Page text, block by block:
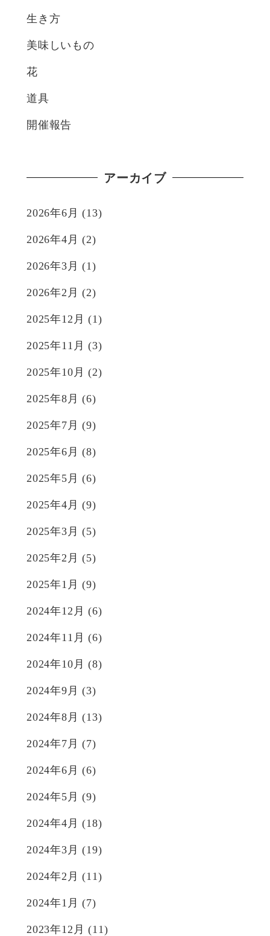
生き方
美味しいもの
花
道具
開催報告
アーカイブ
2026年6月 (13)
2026年4月 (2)
2026年3月 (1)
2026年2月 (2)
2025年12月 (1)
2025年11月 (3)
2025年10月 (2)
2025年8月 (6)
2025年7月 (9)
2025年6月 (8)
2025年5月 (6)
2025年4月 (9)
2025年3月 (5)
2025年2月 (5)
2025年1月 (9)
2024年12月 (6)
2024年11月 (6)
2024年10月 (8)
2024年9月 (3)
2024年8月 (13)
2024年7月 (7)
2024年6月 (6)
2024年5月 (9)
2024年4月 (18)
2024年3月 (19)
2024年2月 (11)
2024年1月 (7)
2023年12月 (11)